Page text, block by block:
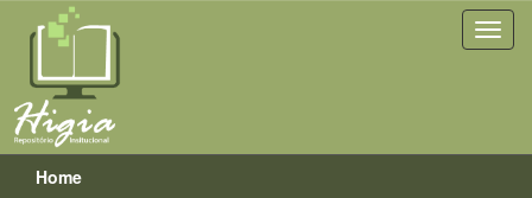
Home